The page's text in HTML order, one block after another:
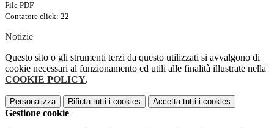
File PDF
Contatore click: 22
Notizie
Questo sito o gli strumenti terzi da questo utilizzati si avvalgono di
cookie necessari al funzionamento ed utili alle finalità illustrate nella
COOKIE POLICY.
Personalizza Rifiuta tutti i cookies Accetta tutti i cookies
Gestione cookie